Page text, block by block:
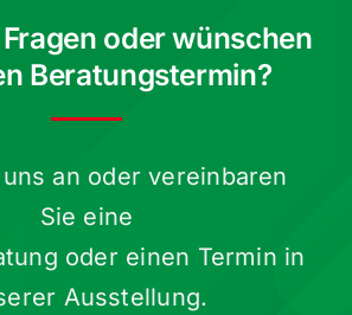
oder wünschen
Beratungstermin?
an oder verein­baren
Sie eine
oder einen Termin in
Ausstellung.